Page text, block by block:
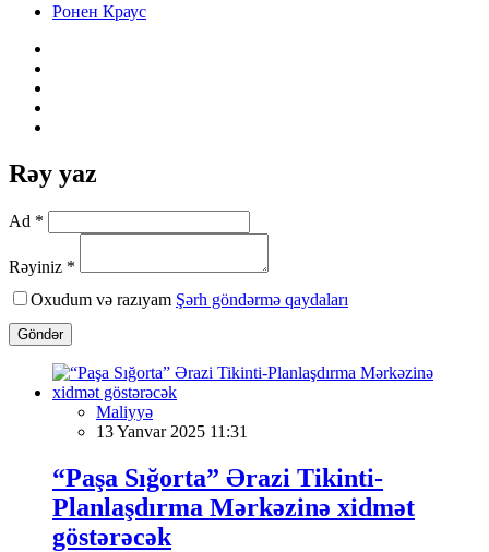
Ронен Краус
Rəy yaz
Ad *
Rəyiniz *
Oxudum və razıyam Şərh göndərmə qaydaları
Göndər
Maliyyə
13 Yanvar 2025 11:31
“Paşa Sığorta” Ərazi Tikinti-
Planlaşdırma Mərkəzinə xidmət
göstərəcək